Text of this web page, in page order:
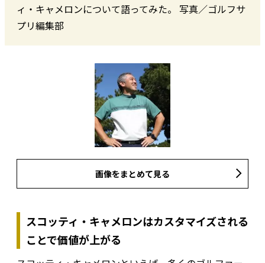
ィ・キャメロンについて語ってみた。 写真／ゴルフサ
プリ編集部
画像をまとめて見る
スコッティ・キャメロンはカスタマイズされる
ことで価値が上がる